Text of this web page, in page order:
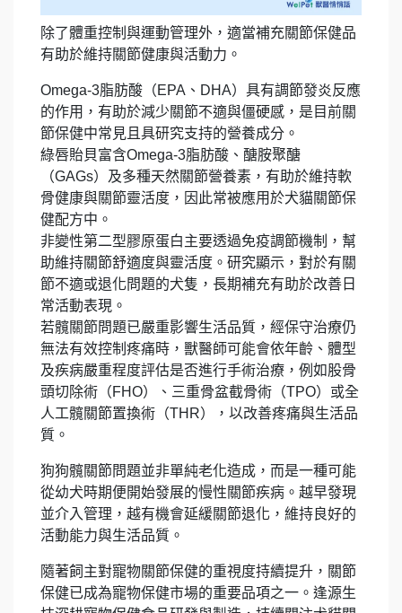
除了體重控制與運動管理外，適當補充關節保健品
有助於維持關節健康與活動力。
Omega-3脂肪酸（EPA、DHA）具有調節發炎反應
的作用，有助於減少關節不適與僵硬感，是目前關
節保健中常見且具研究支持的營養成分。
綠唇貽貝富含Omega-3脂肪酸、醣胺聚醣
（GAGs）及多種天然關節營養素，有助於維持軟
骨健康與關節靈活度，因此常被應用於犬貓關節保
健配方中。
非變性第二型膠原蛋白主要透過免疫調節機制，幫
助維持關節舒適度與靈活度。研究顯示，對於有關
節不適或退化問題的犬隻，長期補充有助於改善日
常活動表現。
若髖關節問題已嚴重影響生活品質，經保守治療仍
無法有效控制疼痛時，獸醫師可能會依年齡、體型
及疾病嚴重程度評估是否進行手術治療，例如股骨
頭切除術（FHO）、三重骨盆截骨術（TPO）或全
人工髖關節置換術（THR），以改善疼痛與生活品
質。
狗狗髖關節問題並非單純老化造成，而是一種可能
從幼犬時期便開始發展的慢性關節疾病。越早發現
並介入管理，越有機會延緩關節退化，維持良好的
活動能力與生活品質。
隨著飼主對寵物關節保健的重視度持續提升，關節
保健已成為寵物保健市場的重要品項之一。逢源生